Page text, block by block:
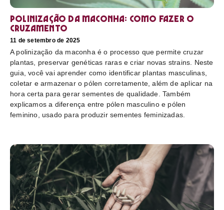
Polinização da maconha: como fazer o
cruzamento
11 de setembro de 2025
A polinização da maconha é o processo que permite cruzar
plantas, preservar genéticas raras e criar novas strains. Neste
guia, você vai aprender como identificar plantas masculinas,
coletar e armazenar o pólen corretamente, além de aplicar na
hora certa para gerar sementes de qualidade. Também
explicamos a diferença entre pólen masculino e pólen
feminino, usado para produzir sementes feminizadas.